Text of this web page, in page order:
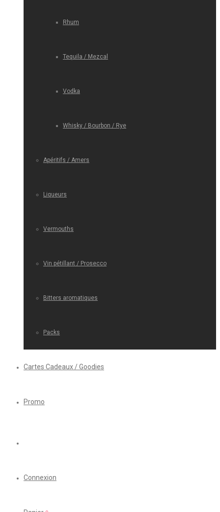
Rhum
Tequila / Mezcal
Vodka
Whisky / Bourbon / Rye
Apéritifs / Amers
Liqueurs
Vermouths
Vin pétillant / Prosecco
Bitters aromatiques
Packs
Cartes Cadeaux / Goodies
Promo
Connexion